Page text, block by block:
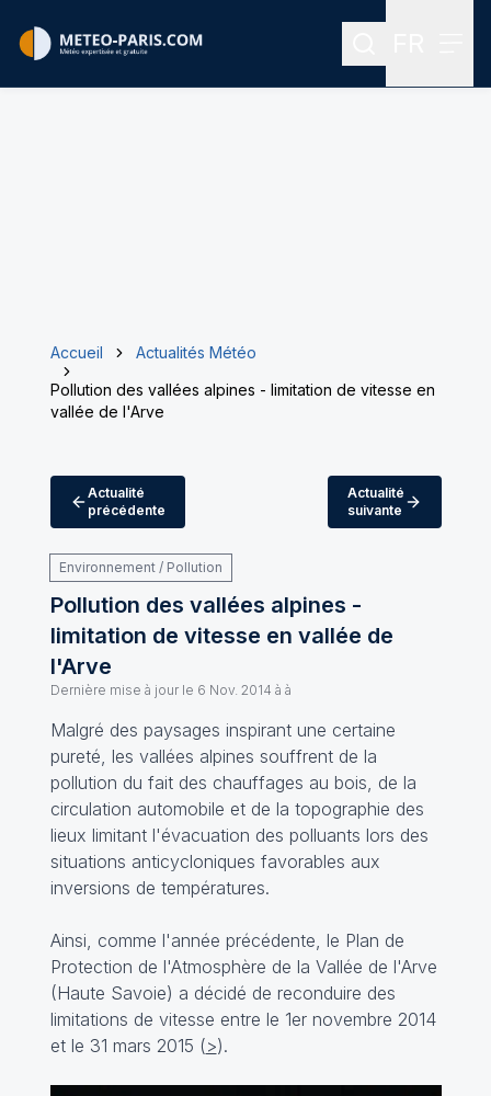
Rechercher
Accueil
Actualités Météo
Pollution des vallées alpines - limitation de vitesse en
vallée de l'Arve
Actualité
précédente
Actualité
suivante
Environnement / Pollution
Pollution des vallées alpines -
limitation de vitesse en vallée de
l'Arve
Dernière mise à jour le 6 Nov. 2014 à à
Malgré des paysages inspirant une certaine
pureté, les vallées alpines souffrent de la
pollution du fait des chauffages au bois, de la
circulation automobile et de la topographie des
lieux limitant l'évacuation des polluants lors des
situations anticycloniques favorables aux
inversions de températures.
Ainsi, comme l'année précédente, le Plan de
Protection de l'Atmosphère de la Vallée de l'Arve
(Haute Savoie) a décidé de reconduire des
limitations de vitesse entre le 1er novembre 2014
et le 31 mars 2015 (>).